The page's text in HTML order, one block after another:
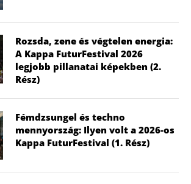
Rozsda, zene és végtelen energia:
A Kappa FuturFestival 2026
legjobb pillanatai képekben (2.
Rész)
Fémdzsungel és techno
mennyország: Ilyen volt a 2026-os
Kappa FuturFestival (1. Rész)